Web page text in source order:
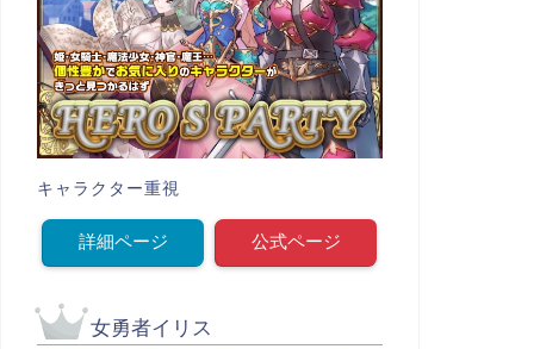
キャラクター重視
詳細ページ 公式ページ
女勇者イリス